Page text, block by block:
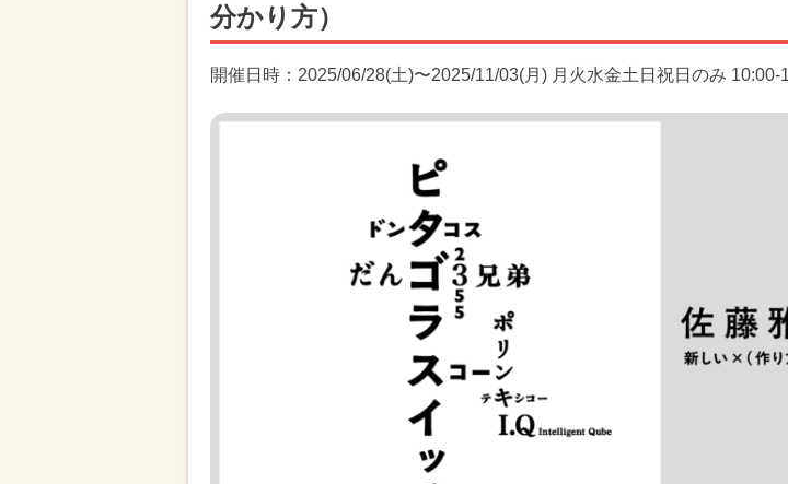
分かり方）
開催日時：2025/06/28(土)〜2025/11/03(月) 月火水金土日祝日のみ 10:00-